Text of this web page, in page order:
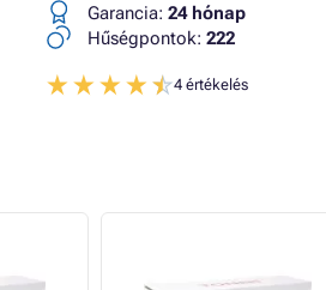
Garancia: 24 hónap
Hűségpontok: 222
4 értékelés